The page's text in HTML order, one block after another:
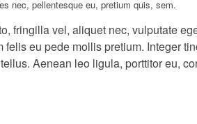
nec, pellentesque eu, pretium quis, sem.
fringilla vel, aliquet nec, vulputate
eu pede mollis pretium. Integer
Aenean leo ligula, porttitor eu,